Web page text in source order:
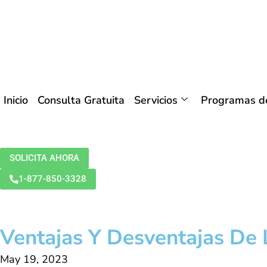
Inicio Consulta Gratuita Servicios Programas
SOLICITA AHORA
1-877-850-3328
Ventajas Y Desventajas De
May 19, 2023